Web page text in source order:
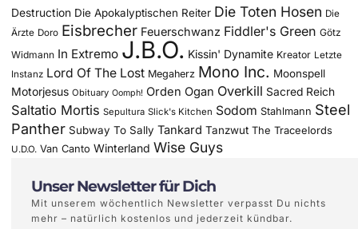
Destruction Die Apokalyptischen Reiter Die Toten Hosen Die
Ärzte Doro Eisbrecher Feuerschwanz Fiddler's Green Götz
Widmann In Extremo J.B.O. Kissin' Dynamite Kreator Letzte
Instanz Lord Of The Lost Megaherz Mono Inc. Moonspell
Motorjesus Obituary Oomph! Orden Ogan Overkill Sacred Reich
Saltatio Mortis Sepultura Slick's Kitchen Sodom Stahlmann Steel
Panther Subway To Sally Tankard Tanzwut The Traceelords
U.D.O. Van Canto Winterland Wise Guys
Unser Newsletter für Dich
Mit unserem wöchentlich Newsletter verpasst Du nichts
mehr – natürlich kostenlos und jederzeit kündbar.